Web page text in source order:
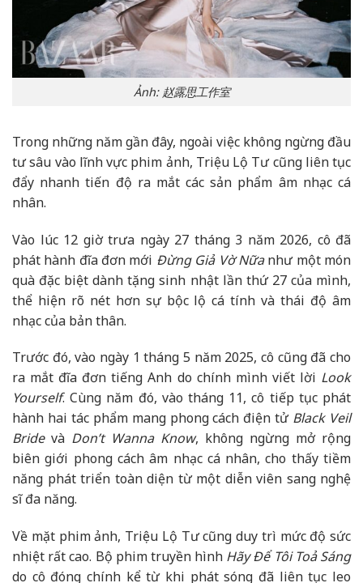
Ảnh: 赵露思工作室
Trong những năm gần đây, ngoài việc không ngừng đầu
tư sâu vào lĩnh vực phim ảnh, Triệu Lộ Tư cũng liên tục
đẩy nhanh tiến độ ra mắt các sản phẩm âm nhạc cá
nhân.
Vào lúc 12 giờ trưa ngày 27 tháng 3 năm 2026, cô đã
phát hành đĩa đơn mới Đừng Giả Vờ Nữanhư một món
quà đặc biệt dành tặng sinh nhật lần thứ 27 của mình,
thể hiện rõ nét hơn sự bộc lộ cá tính và thái độ âm
nhạc của bản thân.
Trước đó, vào ngày 1 tháng 5 năm 2025, cô cũng đã cho
ra mắt đĩa đơn tiếng Anh do chính mình viết lời Look
Yourself. Cùng năm đó, vào tháng 11, cô tiếp tục phát
hành hai tác phẩm mang phong cách điện tử Black Veil
Bridevà Don’t Wanna Know, không ngừng mở rộng
biên giới phong cách âm nhạc cá nhân, cho thấy tiềm
năng phát triển toàn diện từ một diễn viên sang nghệ
sĩ đa năng.
Về mặt phim ảnh, Triệu Lộ Tư cũng duy trì mức độ sức
nhiệt rất cao. Bộ phim truyền hình Hãy Để Tôi Toả Sáng
do cô đóng chính kể từ khi phát sóng đã liên tục leo